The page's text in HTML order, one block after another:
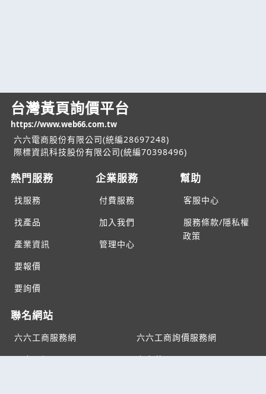
台灣黃頁詢價平台
https://www.web66.com.tw
六六電商股份有限公司(統編28697248)
際標資訊科技股份有限公司(統編70398496)
熱門服務
找服務
找產品
產業資訊
要報價
要詢價
企業服務
付費服務
加入我們
管理中心
幫助
客服中心
服務條款/隱私權
政策
聯名網站
六六工商服務網
六六工商詢價服務網
JB產品網
六六黃頁